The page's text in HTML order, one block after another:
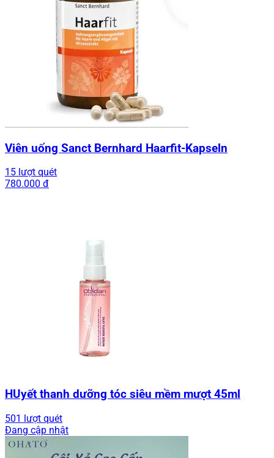
Viên uống Sanct Bernhard Haarfit-Kapseln
15 lượt quét
780.000 đ
HUyết thanh dưỡng tóc siêu mềm mượt 45ml
501 lượt quét
Đang cập nhật